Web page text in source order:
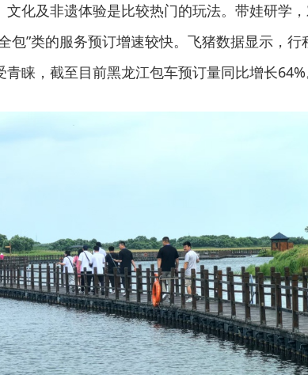
化及非遗体验是比较热门的玩法。带娃研学
包”类的服务预订增速较快。飞猪数据显示，行
睐，截至目前黑龙江包车预订量同比增长64%